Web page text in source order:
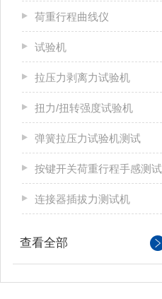
荷重行程曲线仪
试验机
拉压力剥离力试验机
扭力/扭转强度试验机
弹簧拉压力试验机测试
按键开关荷重行程手感测试
连接器插拔力测试机
查看全部